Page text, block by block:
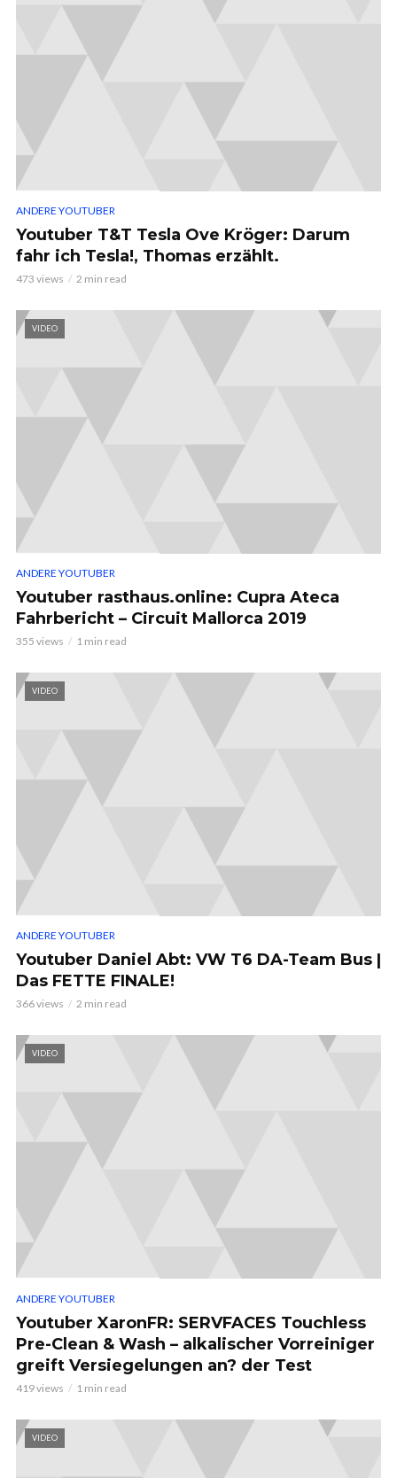
ANDERE YOUTUBER
Youtuber T&T Tesla Ove Kröger: Darum
fahr ich Tesla!, Thomas erzählt.
473 views 2 min read
VIDEO
ANDERE YOUTUBER
Youtuber rasthaus.online: Cupra Ateca
Fahrbericht – Circuit Mallorca 2019
355 views 1 min read
VIDEO
ANDERE YOUTUBER
Youtuber Daniel Abt: VW T6 DA-Team Bus |
Das FETTE FINALE!
366 views 2 min read
VIDEO
ANDERE YOUTUBER
Youtuber XaronFR: SERVFACES Touchless
Pre-Clean & Wash – alkalischer Vorreiniger
greift Versiegelungen an? der Test
419 views 1 min read
VIDEO